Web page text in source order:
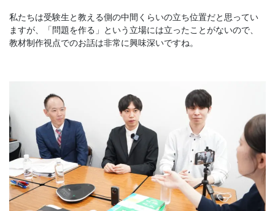
私たちは受験生と教える側の中間くらいの立ち位置だと思ってい
ますが、「問題を作る」という立場には立ったことがないので、
教材制作視点でのお話は非常に興味深いですね。